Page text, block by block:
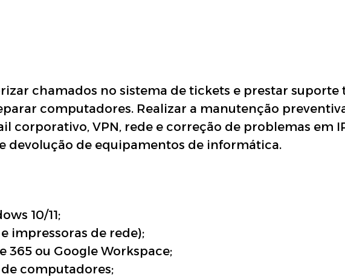
chamados no sistema de tickets e prestar suporte
computadores. Realizar a manutenção
corporativo, VPN, rede e correção de problemas em
devolução de equipamentos de informática.
10/11;
impressoras de rede);
365 ou Google Workspace;
computadores;